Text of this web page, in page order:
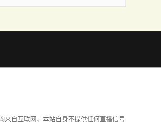
来自互联网，本站自身不提供任何直播信号